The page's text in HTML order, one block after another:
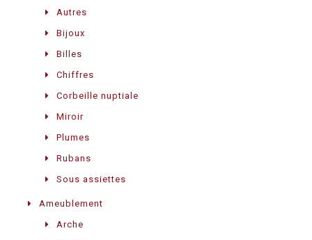
Autres
Bijoux
Billes
Chiffres
Corbeille nuptiale
Miroir
Plumes
Rubans
Sous assiettes
Ameublement
Arche